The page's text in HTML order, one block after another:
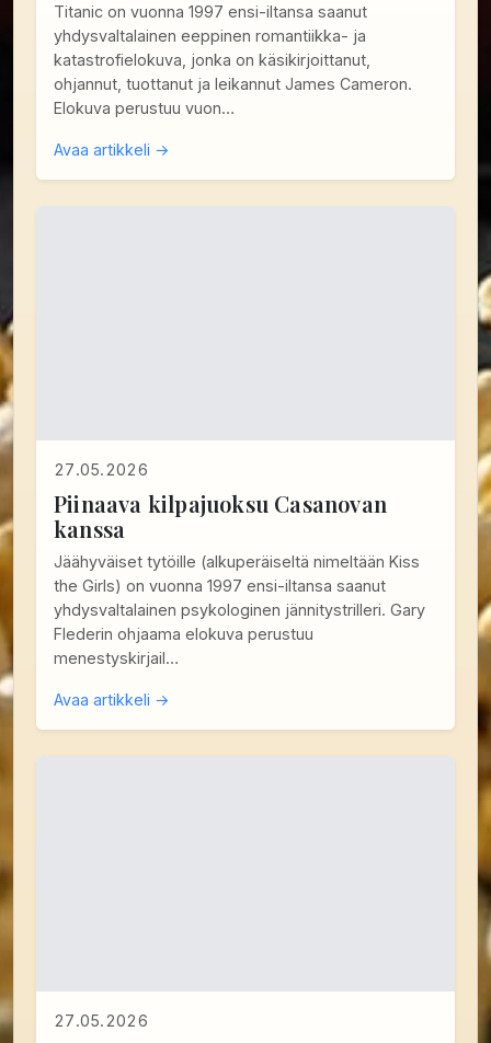
Titanic on vuonna 1997 ensi-iltansa saanut
yhdysvaltalainen eeppinen romantiikka- ja
katastrofielokuva, jonka on käsikirjoittanut,
ohjannut, tuottanut ja leikannut James Cameron.
Elokuva perustuu vuon…
Avaa artikkeli →
27.05.2026
Piinaava kilpajuoksu Casanovan
kanssa
Jäähyväiset tytöille (alkuperäiseltä nimeltään Kiss
the Girls) on vuonna 1997 ensi-iltansa saanut
yhdysvaltalainen psykologinen jännitystrilleri. Gary
Flederin ohjaama elokuva perustuu
menestyskirjail…
Avaa artikkeli →
27.05.2026